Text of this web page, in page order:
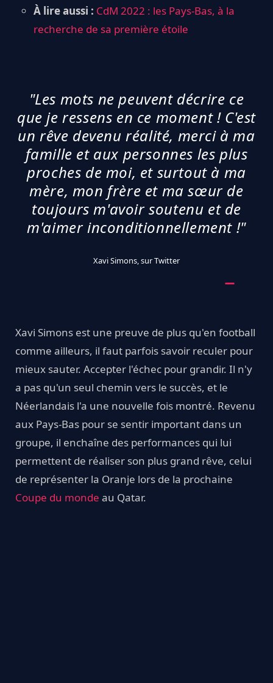
À lire aussi : CdM 2022 : les Pays-Bas, à la
recherche de sa première étoile
"Les mots ne peuvent décrire ce
que je ressens en ce moment ! C'est
un rêve devenu réalité, merci à ma
famille et aux personnes les plus
proches de moi, et surtout à ma
mère, mon frère et ma sœur de
toujours m'avoir soutenu et de
m'aimer inconditionnellement !"
Xavi Simons, sur Twitter
Xavi Simons est une preuve de plus qu'en football
comme ailleurs, il faut parfois savoir reculer pour
mieux sauter. Accepter l'échec pour grandir. Il n'y
a pas qu'un seul chemin vers le succès, et le
Néerlandais l'a une nouvelle fois montré. Revenu
aux Pays-Bas pour se sentir important dans un
groupe, il enchaîne des performances qui lui
permettent de réaliser son plus grand rêve, celui
de représenter la Oranje lors de la prochaine
Coupe du monde au Qatar.